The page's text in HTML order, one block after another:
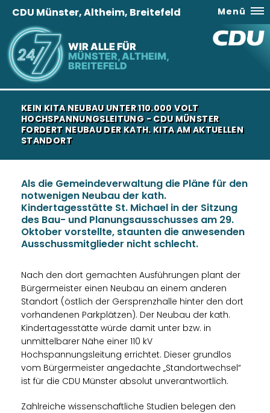
WIR ALLE FÜR
MÜNSTER, ALTHEIM,
BREITEFELD
CDU Münster, Altheim, Breitefeld Menü
KEIN KITA NEUBAU UNTER 110.000 VOLT
HOCHSPANNUNGSLEITUNG - CDU MÜNSTER
FORDERT NEUBAU DER KATH. KITA AM AKTUELLEN
STANDORT
Als die Gemeindeverwaltung die Pläne für den
notwenigen Neubau der kath.
Kindertagesstätte St. Michael in der Sitzung
des Bau- und Planungsausschusses am 29.
Oktober vorstellte, staunten die anwesenden
Ausschussmitglieder nicht schlecht.
Nach den dort gemachten Ausführungen plant der
Bürgermeister einen Neubau an einem anderen
Standort (östlich der Gersprenzhalle hinter den dort
vorhandenen Parkplätzen). Der Neubau der kath.
Kindertagesstätte würde damit unter bzw. in
unmittelbarer Nähe einer 110 kV
Hochspannungsleitung errichtet. Dieser grundlos
vom Bürgermeister angedachte „Standortwechsel“
ist für die CDU Münster absolut unverantwortlich.
Zahlreiche wissenschaftliche Studien belegen den